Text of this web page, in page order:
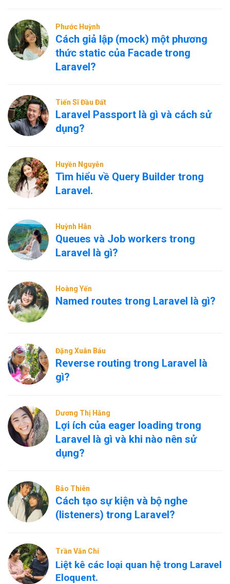
Phước Huỳnh
Cách giả lập (mock) một phương
thức static của Facade trong
Laravel?
Tiến Sĩ Đầu Đất
Laravel Passport là gì và cách sử
dụng?
Huyền Nguyễn
Tìm hiểu về Query Builder trong
Laravel.
Huỳnh Hân
Queues và Job workers trong
Laravel là gì?
Hoàng Yến
Named routes trong Laravel là gì?
Đặng Xuân Báu
Reverse routing trong Laravel là
gì?
Dương Thị Hằng
Lợi ích của eager loading trong
Laravel là gì và khi nào nên sử
dụng?
Bảo Thiên
Cách tạo sự kiện và bộ nghe
(listeners) trong Laravel?
Trần Văn Chí
Liệt kê các loại quan hệ trong Laravel
Eloquent.